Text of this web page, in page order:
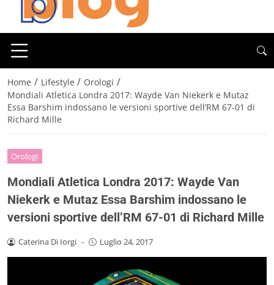
Home / Lifestyle / Orologi /
Mondiali Atletica Londra 2017: Wayde Van Niekerk e Mutaz
Essa Barshim indossano le versioni sportive dell’RM 67-01 di
Richard Mille
Orologi
Mondiali Atletica Londra 2017: Wayde Van
Niekerk e Mutaz Essa Barshim indossano le
versioni sportive dell’RM 67-01 di Richard Mille
Caterina Di Iorgi - Luglio 24, 2017